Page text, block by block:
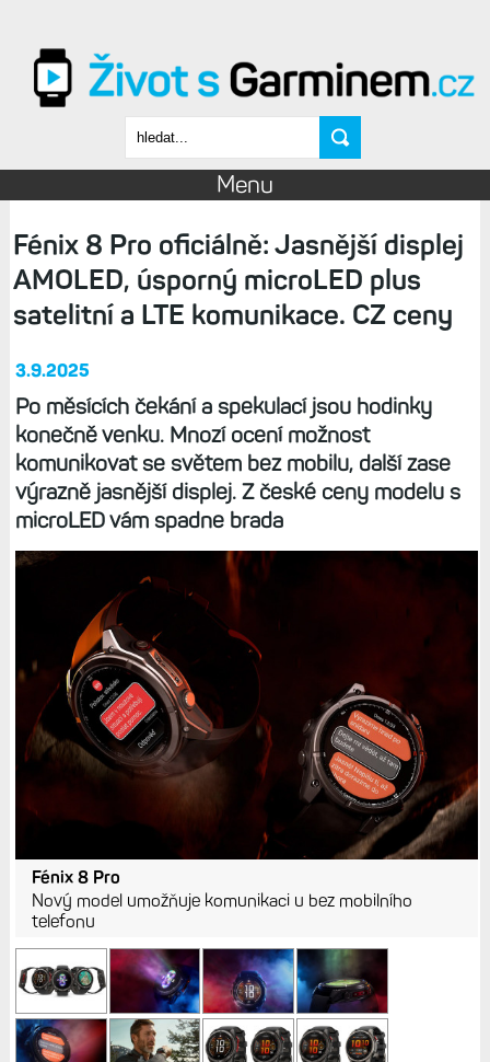
Vyhledávání
Menu
Fénix 8 Pro oficiálně: Jasnější displej
AMOLED, úsporný microLED plus
satelitní a LTE komunikace. CZ ceny
3.9.2025
Po měsících čekání a spekulací jsou hodinky
konečně venku. Mnozí ocení možnost
komunikovat se světem bez mobilu, další zase
výrazně jasnější displej. Z české ceny modelu s
microLED vám spadne brada
Fénix 8 Pro
Nový model umožňuje komunikaci u bez mobilního
telefonu